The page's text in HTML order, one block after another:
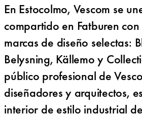
En Estocolmo, Vescom se
compartido en Fatburen
marcas de diseño selectas:
Belysning, Källemo y
público profesional de
diseñadores y arquitectos,
interior de estilo industrial